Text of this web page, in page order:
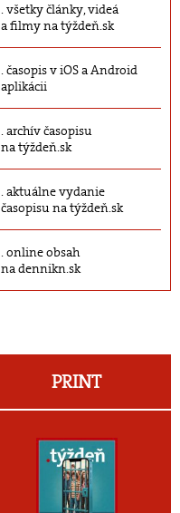
všetky články, videá
a filmy na týždeň.sk
časopis v iOS a Android
aplikácii
archív časopisu
na týždeň.sk
aktuálne vydanie
časopisu na týždeň.sk
online obsah
na dennikn.sk
PRINT